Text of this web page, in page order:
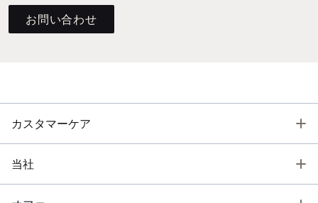
お問い合わせ
カスタマーケア
当社